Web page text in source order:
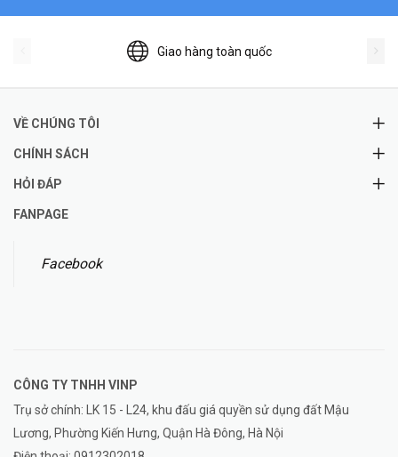
Giao hàng toàn quốc
VỀ CHÚNG TÔI
CHÍNH SÁCH
HỎI ĐÁP
FANPAGE
Facebook
CÔNG TY TNHH VINP
Trụ sở chính: LK 15 - L24, khu đấu giá quyền sử dụng đất Mậu
Lương, Phường Kiến Hưng, Quận Hà Đông, Hà Nội